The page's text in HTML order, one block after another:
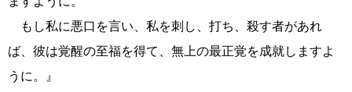
もし私に悪口を言い、私を刺し、打ち、殺す者があれ
ば、彼は覚醒の至福を得て、無上の最正覚を成就しますよ
うに。』